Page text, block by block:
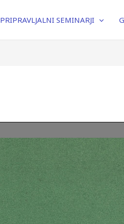
PRIPRAVLJALNI SEMINARJI